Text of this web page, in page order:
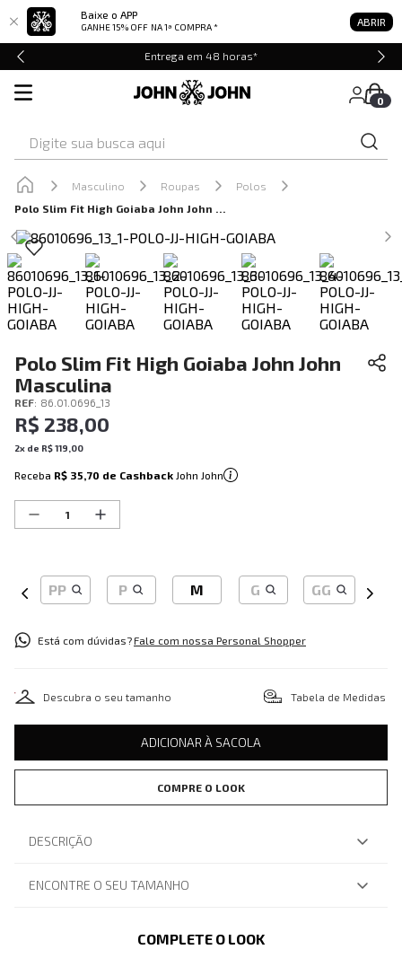
Baixe o APP
GANHE 15% OFF NA 1ª COMPRA * ABRIR
Entrega em 48 horas*
0
Masculino Roupas
Polos
Polo Slim Fit High Goiaba John John Masculina
Polo Slim Fit High Goiaba John John
Masculina
REF: 86.01.0696_13
R$ 238,00
2x de R$119 00
Receba R$ 35,70 de Cashback John John
PP P M G GG
Está com dúvidas?Fale com nossa Personal Shopper
Descubra o seu tamanho Tabela de Medidas
ADICIONAR À SACOLA
COMPRE O LOOK
DESCRIÇÃO
ENCONTRE O SEU TAMANHO
COMPLETE O LOOK